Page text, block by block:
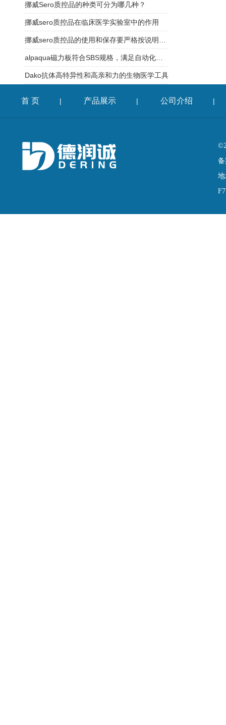
挪威Sero质控品的种类可分为哪几种？
挪威sero质控品在临床医学实验室中的作用
Dako抗体高特异性和高亲和力的生物医学工具
首 页 | 产品展示 | 公司介绍 |
备